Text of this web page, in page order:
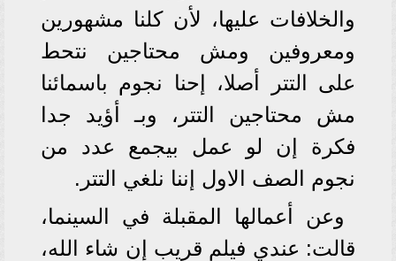
والخلافات عليها، لأن كلنا مشهورين
ومعروفين ومش محتاجين نتحط
على التتر أصلا، إحنا نجوم باسمائنا
مش محتاجين التتر، وبـ أؤيد جدا
فكرة إن لو عمل بيجمع عدد من
نجوم الصف الاول إننا نلغي التتر.
وعن أعمالها المقبلة في السينما،
قالت: عندي فيلم قريب إن شاء الله،